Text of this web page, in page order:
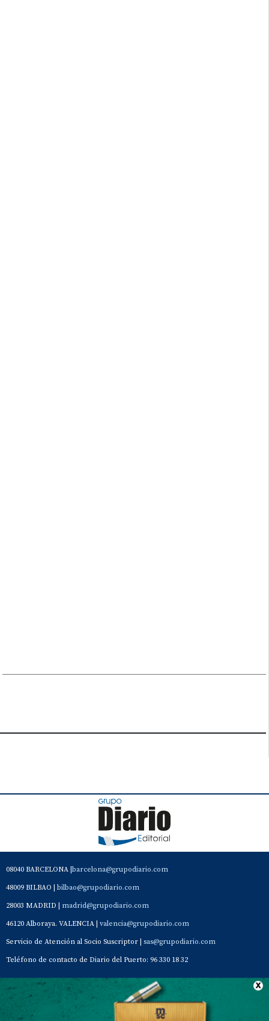
08040 BARCELONA | barcelona@grupodiario.com
48009 BILBAO | bilbao@grupodiario.com
28003 MADRID | madrid@grupodiario.com
46120 Alboraya. VALENCIA | valencia@grupodiario.com
Servicio de Atención al Socio Suscriptor | sas@grupodiario.com
Teléfono de contacto de Diario del Puerto: 96 330 18 32
Contacto Aviso Legal Quiénes somos Política de privacidad